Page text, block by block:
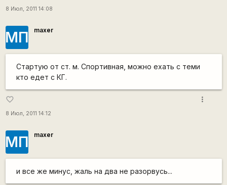
8 Июл, 2011 14:08
МП maxer
Стартую от ст. м. Спортивная, можно ехать с теми
кто едет с КГ.
favorite_border
8 Июл, 2011 14:12
more_vert
МП maxer
и все же минус, жаль на два не разорвусь...